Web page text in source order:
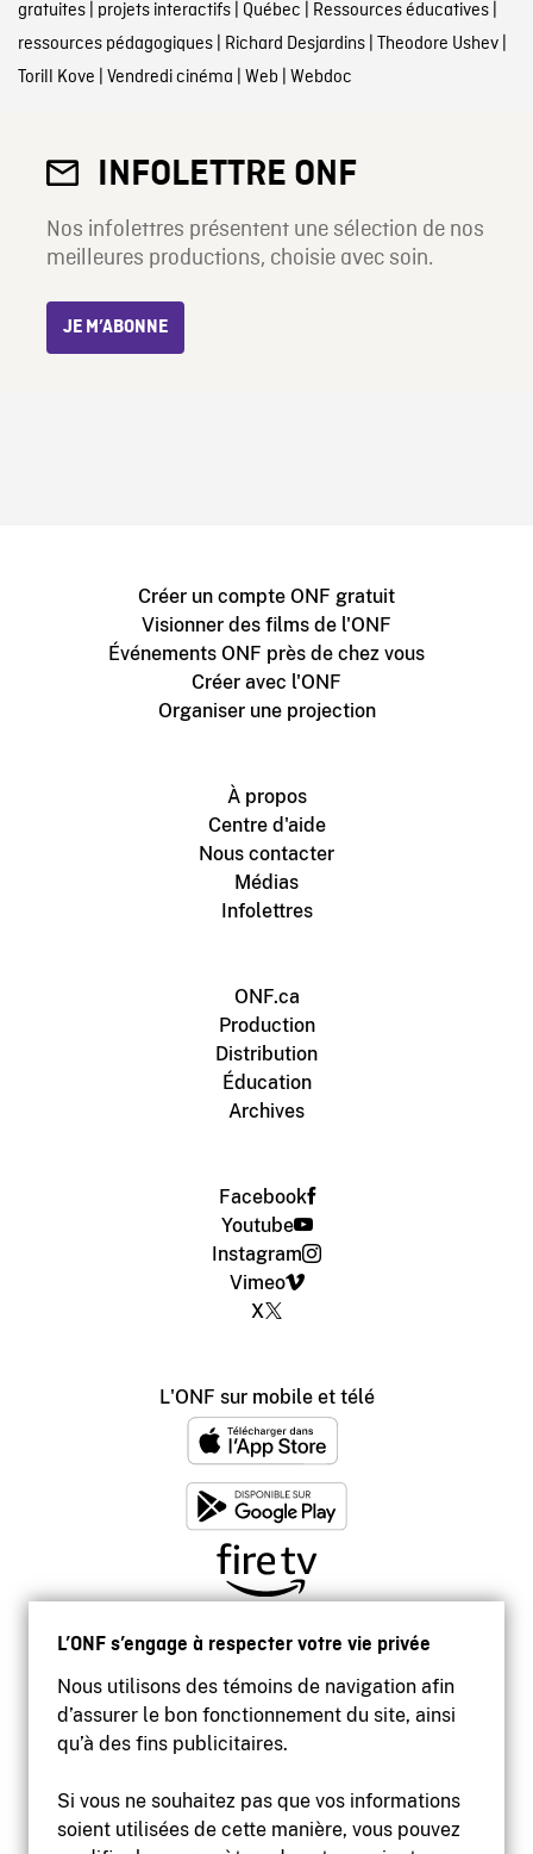
L’ONF s’engage à respecter votre vie privée
Nous utilisons des témoins de navigation afin
d’assurer le bon fonctionnement du site, ainsi
qu’à des fins publicitaires.
Si vous ne souhaitez pas que vos informations
soient utilisées de cette manière, vous pouvez
gratuites| projets interactifs| Québec Ressources éducatives|
ressources pédagogiques| Richard Desjardins| Theodore Ushev|
Torill Kove Vendredi cinéma Web Webdoc
INFOLETTRE ONF
Nos infolettres présentent une sélection de nos
meilleures productions, choisie avec soin.
JE M’ABONNE
Créer un compte ONF gratuit
Visionner des films de l'ONF
Événements ONF près de chez vous
Créer avec l'ONF
Organiser une projection
À propos
Centre d'aide
Nous contacter
Médias
Infolettres
ONF.ca
Production
Distribution
Éducation
Archives
Facebook
Youtube
Instagram
Vimeo
X
L'ONF sur mobile et télé